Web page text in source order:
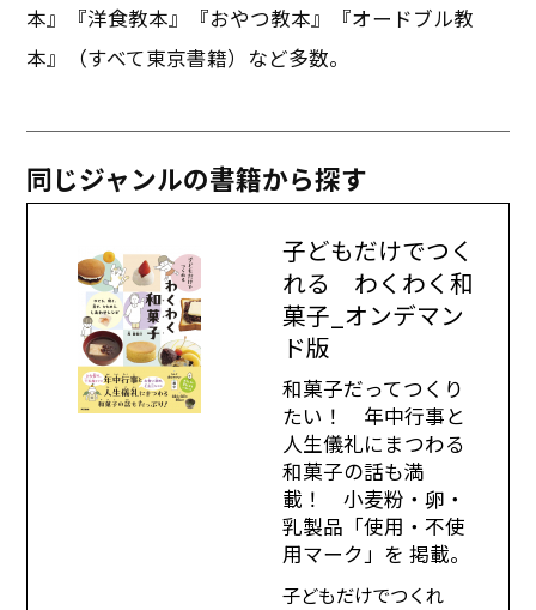
本』『洋食教本』『おやつ教本』『オードブル教
本』（すべて東京書籍）など多数。
同じジャンルの書籍から探す
子どもだけでつく
れる わくわく和
菓子_オンデマン
ド版
和菓子だってつくり
たい！ 年中行事と
人生儀礼にまつわる
和菓子の話も満
載！ 小麦粉・卵・
乳製品「使用・不使
用マーク」を 掲載。
子どもだけでつくれ